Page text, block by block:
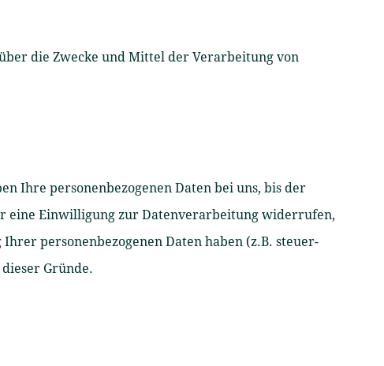
die Zwecke und Mittel der Verarbeitung von
Ihre personenbezogenen Daten bei uns, bis der
eine Einwilligung zur Datenverarbeitung widerrufen,
personenbezogenen Daten haben (z.B. steuer-
Gründe.